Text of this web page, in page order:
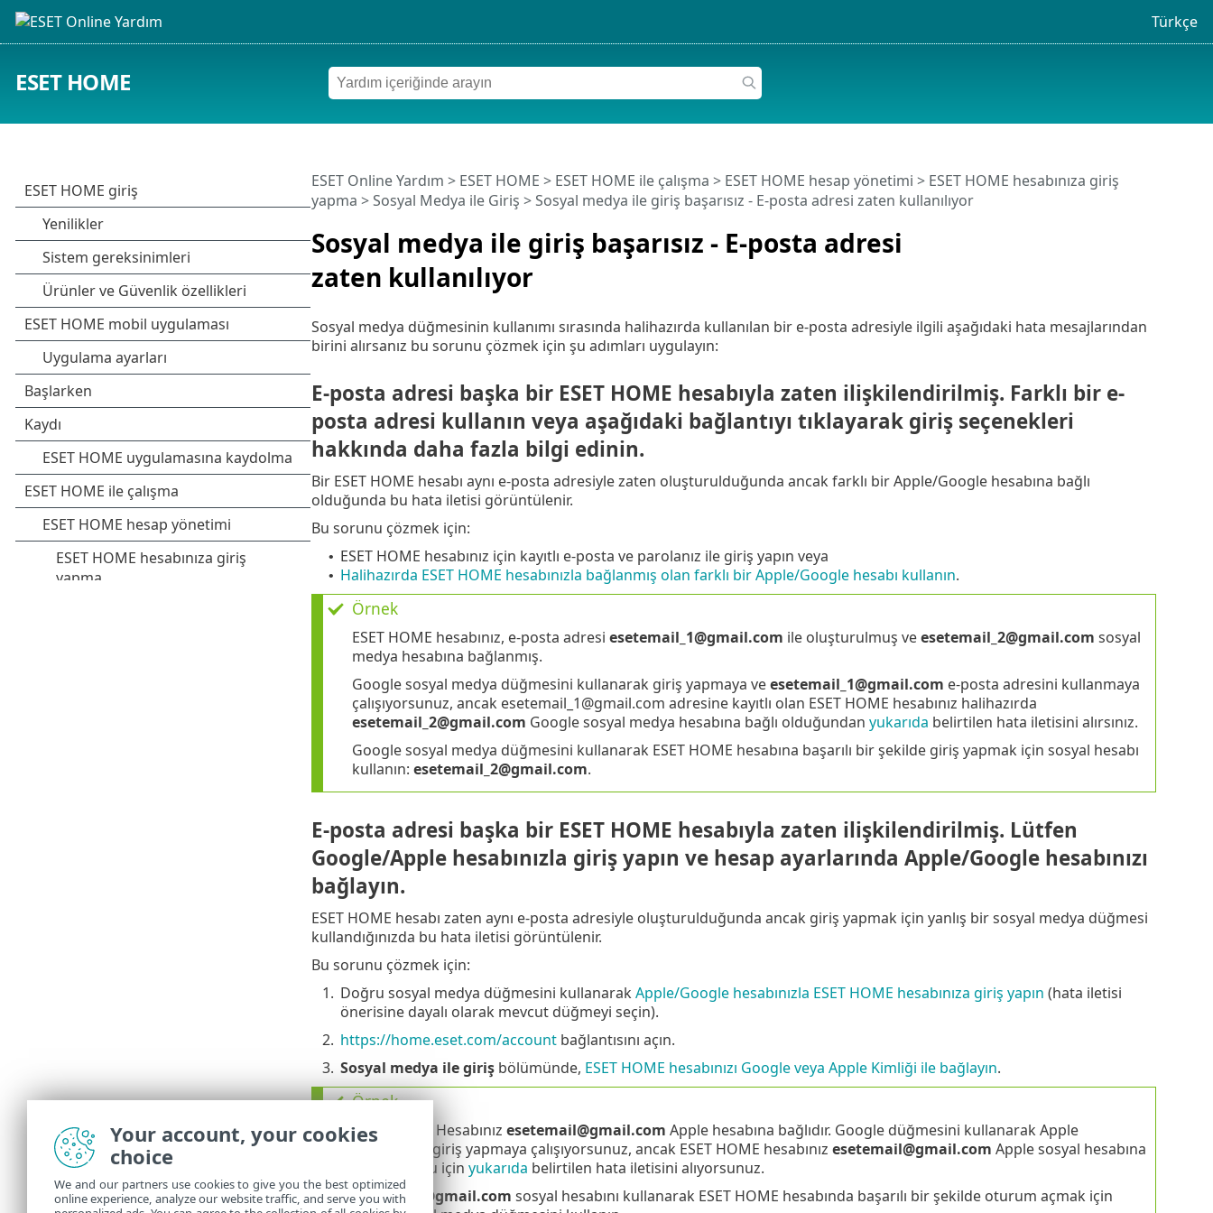
Türkçe
ESET HOME
Sosyal medya ile giriş başarısız - E-posta adresi
zaten kullanılıyor
ESET Online Yardım > ESET HOME > ESET HOME ile çalışma > ESET HOME hesap yönetimi > ESET HOME hesabınıza giriş
yapma >Sosyal Medya ile Giriş > Sosyal medya ile giriş başarısız - E-posta adresi zaten kullanılıyor
Sosyal medya düğmesinin kullanımı sırasında halihazırda kullanılan bir e-posta adresiyle ilgili aşağıdaki hata mesajlarından
birini alırsanız bu sorunu çözmek için şu adımları uygulayın:
E-posta adresi başka bir ESET HOME hesabıyla zaten ilişkilendirilmiş. Farklı bir e-
posta adresi kullanın veya aşağıdaki bağlantıyı tıklayarak giriş seçenekleri
hakkında daha fazla bilgi edinin.
Bir ESET HOME hesabı aynı e-posta adresiyle zaten oluşturulduğunda ancak farklı bir Apple/Google hesabına bağlı
olduğunda bu hata iletisi görüntülenir.
Bu sorunu çözmek için:
• ESET HOME hesabınız için kayıtlı e-posta ve parolanız ile giriş yapın veya
• Halihazırda ESET HOME hesabınızla bağlanmış olan farklı bir Apple/Google hesabı kullanın.
Örnek
ESET HOME hesabınız, e-posta adresi esetemail_1@gmail.com ile oluşturulmuş veesetemail_2@gmail.com sosyal
medya hesabına bağlanmış.
Google sosyal medya düğmesini kullanarak giriş yapmaya veesetemail_1@gmail.com e-posta adresini kullanmaya
çalışıyorsunuz, ancak esetemail_1@gmail.com adresine kayıtlı olan ESET HOME hesabınız halihazırda
esetemail_2@gmail.com Google sosyal medya hesabına bağlı olduğundan yukarıda belirtilen hata iletisini alırsınız.
Google sosyal medya düğmesini kullanarak ESET HOME hesabına başarılı bir şekilde giriş yapmak için sosyal hesabı
kullanın: esetemail_2@gmail.com.
E-posta adresi başka bir ESET HOME hesabıyla zaten ilişkilendirilmiş. Lütfen
Google/Apple hesabınızla giriş yapın ve hesap ayarlarında Apple/Google hesabınızı
bağlayın.
ESET HOME hesabı zaten aynı e-posta adresiyle oluşturulduğunda ancak giriş yapmak için yanlış bir sosyal medya düğmesi
kullandığınızda bu hata iletisi görüntülenir.
Bu sorunu çözmek için:
1. Doğru sosyal medya düğmesini kullanarak Apple/Google hesabınızla ESET HOME hesabınıza giriş yapın (hata iletisi
önerisine dayalı olarak mevcut düğmeyi seçin).
2. https://home.eset.com/accountbağlantısını açın.
3. Sosyal medya ile girişbölümünde, ESET HOME hesabınızı Google veya Apple Kimliği ile bağlayın.
Örnek
ESET HOME Hesabınız esetemail@gmail.com Apple hesabına bağlıdır. Google düğmesini kullanarak Apple
hesabınızla giriş yapmaya çalışıyorsunuz, ancak ESET HOME hesabınız esetemail@gmail.com Apple sosyal hesabına
bağlı olduğu için yukarıda belirtilen hata iletisini alıyorsunuz.
esetemail@gmail.com sosyal hesabını kullanarak ESET HOME hesabında başarılı bir şekilde oturum açmak için
Your account, your cookies
choice
We and our partners use cookies to give you the best optimized
online experience, analyze our website traffic, and serve you with